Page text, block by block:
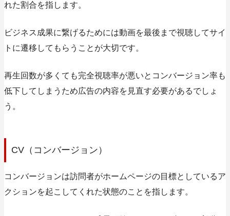
れた割合を指します。
ビジネス成果に繋げるためには動画を最後まで視聴してサイ
トに遷移してもらうことが大切です。
再生回数が多くても完全視聴率が悪いとコンバージョン率も
低下してしまうため広告の内容を見直す必要があるでしょ
う。
CV（コンバージョン）
コンバージョンは訪問者がホームページの目標としているア
クションを起こしてくれた状態のことを指します。